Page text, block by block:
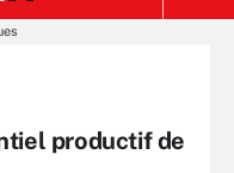
productif de